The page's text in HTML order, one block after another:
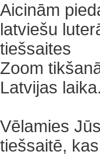
Aicinām
latviešu
tiešsaites
Zoom
Latvijas laika.
Vēlamies
tiešsaitē,